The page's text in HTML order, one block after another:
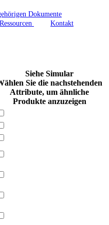
Dokumente
Kontakt
Siehe Simular
Sie die nachstehenden
Attribute, um ähnliche
Produkte anzuzeigen